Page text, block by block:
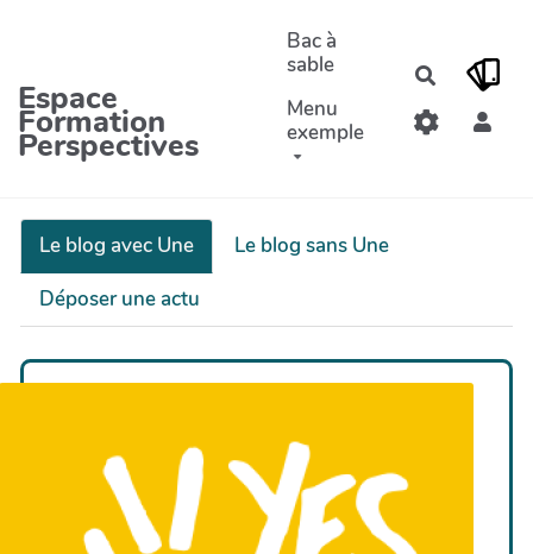
Espace
Formation
Perspectives
Bac à
sable
Menu
exemple
Le blog avec Une
Le blog sans Une
Déposer une actu